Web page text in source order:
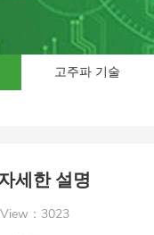
고주파 기술
세한 설명
View：3023